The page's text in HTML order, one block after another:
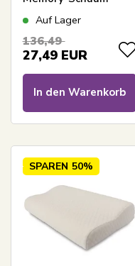
Relaxy Heaven Kissen
Auf Lager
136,49
27,49 EUR
In den Warenkorb
SPAREN 50%